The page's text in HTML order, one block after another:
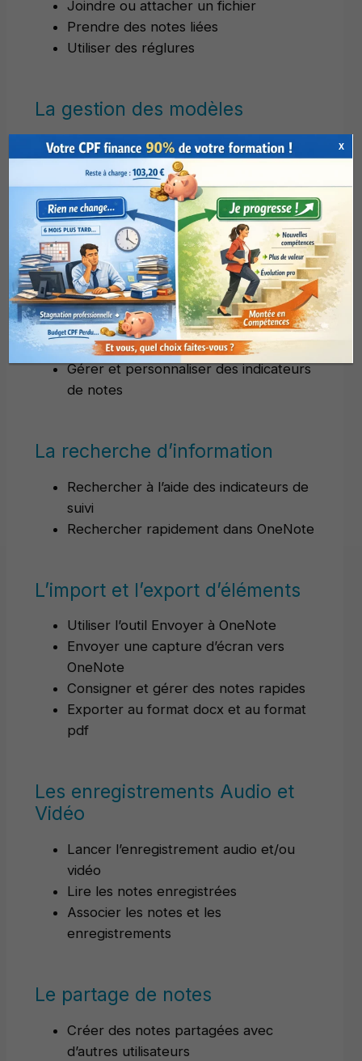
Joindre ou attacher un fichier
Prendre des notes liées
Utiliser des réglures
La gestion des modèles
Changer la couleur de l’arrière-plan et
de la composition d’une page
Concevoir et utiliser un modèle de
page : couleur, format du papier,
marges
Les indicateurs de Notes
(Balises ou Flags)
Utiliser des indicateurs de suivi
Gérer et personnaliser des indicateurs
de notes
La recherche d’information
Rechercher à l’aide des indicateurs de
suivi
Rechercher rapidement dans OneNote
L’import et l’export d’éléments
Utiliser l’outil Envoyer à OneNote
Envoyer une capture d’écran vers
OneNote
Consigner et gérer des notes rapides
Exporter au format docx et au format
pdf
Les enregistrements Audio et
Vidéo
Lancer l’enregistrement audio et/ou
vidéo
Lire les notes enregistrées
Associer les notes et les
enregistrements
Le partage de notes
Créer des notes partagées avec
d’autres utilisateurs
X